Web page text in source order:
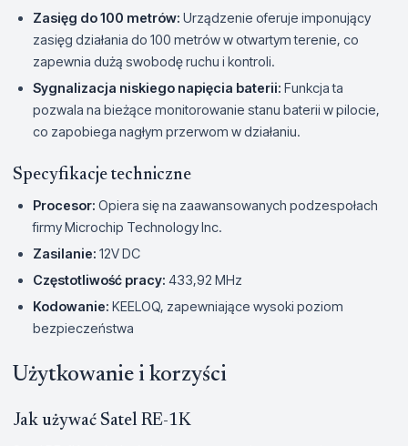
Zasięg do 100 metrów: Urządzenie oferuje imponujący
zasięg działania do 100 metrów w otwartym terenie, co
zapewnia dużą swobodę ruchu i kontroli.
Sygnalizacja niskiego napięcia baterii: Funkcja ta
pozwala na bieżące monitorowanie stanu baterii w pilocie,
co zapobiega nagłym przerwom w działaniu.
Specyfikacje techniczne
Procesor: Opiera się na zaawansowanych podzespołach
firmy Microchip Technology Inc.
Zasilanie: 12V DC
Częstotliwość pracy: 433,92 MHz
Kodowanie: KEELOQ, zapewniające wysoki poziom
bezpieczeństwa
Użytkowanie i korzyści
Jak używać Satel RE-1K